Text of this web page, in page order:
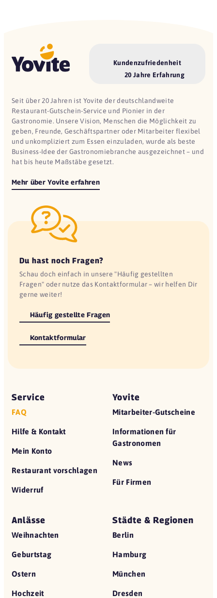
Kundenzufriedenheit
20 Jahre Erfahrung
Seit über 20 Jahren ist Yovite der deutschlandweite
Restaurant-Gutschein-Service und Pionier in der
Gastronomie. Unsere Vision, Menschen die Möglichkeit zu
geben, Freunde, Geschäftspartner oder Mitarbeiter flexibel
und unkompliziert zum Essen einzuladen, wurde als beste
Business-Idee der Gastronomiebranche ausgezeichnet – und
hat bis heute Maßstäbe gesetzt.
Mehr über Yovite erfahren
Du hast noch Fragen?
Schau doch einfach in unsere "Häufig gestellten
Fragen" oder nutze das Kontaktformular – wir helfen Dir
gerne weiter!
Häufig gestellte Fragen
Kontaktformular
Service
FAQ
Hilfe & Kontakt
Mein Konto
Restaurant vorschlagen
Widerruf
Yovite
Mitarbeiter-Gutscheine
Informationen für
Gastronomen
News
Für Firmen
Anlässe
Weihnachten
Geburtstag
Ostern
Hochzeit
Städte & Regionen
Berlin
Hamburg
München
Dresden